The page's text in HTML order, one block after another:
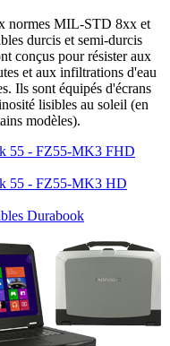
normes MIL-STD 8xx et
durcis et semi-durcis
conçus pour résister aux
et aux infiltrations d'eau
Ils sont équipés d'écrans
lisibles au soleil (en
modèles).
55 - FZ55-MK3 FHD
55 - FZ55-MK3 HD
Durabook